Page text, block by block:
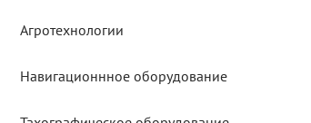
Агротехнологии
Навигационнное оборудование